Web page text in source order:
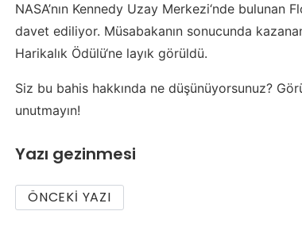
NASA’nın Kennedy Uzay Merkezi‘nde bulunan
davet ediliyor. Müsabakanın sonucunda
Harikalık Ödülü‘ne layık görüldü.
Siz bu bahis hakkında ne düşünüyorsunuz?
unutmayın!
Yazı gezinmesi
ÖNCEKI YAZI